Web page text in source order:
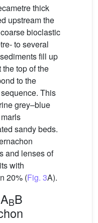
thick
upstream the
bioclastic
to several
fill up
top of the
to the
This
grey–blue
sandy beds.
and lenses of
with
20% (Fig. 3A).
BB